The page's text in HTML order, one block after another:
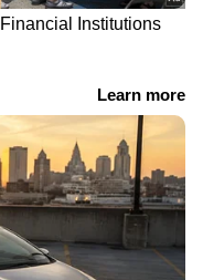
സ്പീഡ് AMT
ഹ്യുണ്ടായി
എക്‌സ്-ഷോറൂം